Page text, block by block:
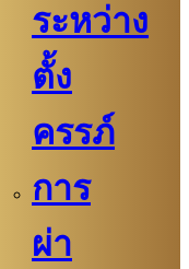
ระหว่าง
ตั้ง
ครรภ์
การ
ผ่า